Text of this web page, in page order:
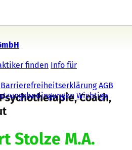
finden Info für
Barrierefreiheitserklärung AGB
Wichtige
Coach,
Stolze M.A.